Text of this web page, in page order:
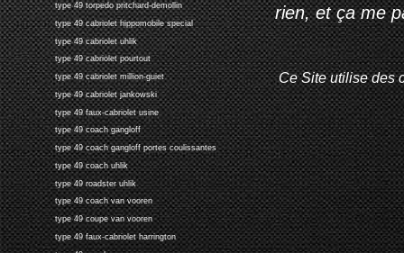
type 49 torpedo pritchard-demollin
type 49 cabriolet hippomobile special
type 49 cabriolet uhlik
type 49 cabriolet pourtout
type 49 cabriolet million-guiet
type 49 cabriolet jankowski
type 49 faux-cabriolet usine
type 49 coach gangloff
type 49 coach gangloff portes coulissantes
type 49 coach uhlik
type 49 roadster uhlik
type 49 coach van vooren
type 49 coupe van vooren
type 49 faux-cabriolet harrington
rien, et ça me
Ce Site utilise des